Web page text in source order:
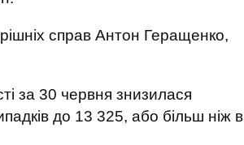
справ Антон Геращенко,
за 30 червня знизилася
до 13 325, або більш ніж в